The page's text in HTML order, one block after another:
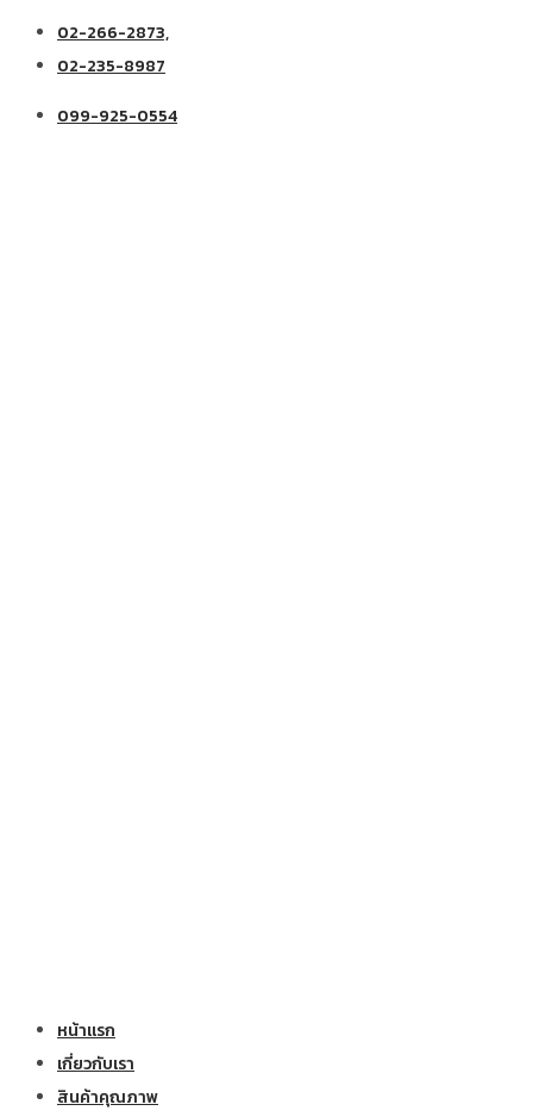
02-266-2873,
02-235-8987
099-925-0554
หน้าแรก
เกี่ยวกับเรา
สินค้าคุณภาพ